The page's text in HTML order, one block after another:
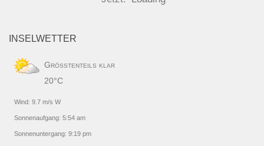
INSELWETTER
Größtenteils klar
20°C
Wind: 9.7 m/s W
Sonnenaufgang: 5:54 am
Sonnenuntergang: 9:19 pm